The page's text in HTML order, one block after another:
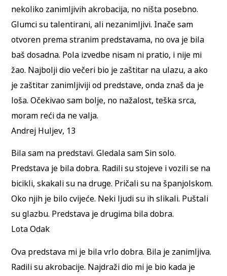
nekoliko zanimljivih akrobacija, no ništa posebno.
Glumci su talentirani, ali nezanimljivi. Inače sam
otvoren prema stranim predstavama, no ova je bila
baš dosadna. Pola izvedbe nisam ni pratio, i nije mi
žao. Najbolji dio večeri bio je zaštitar na ulazu, a ako
je zaštitar zanimljiviji od predstave, onda znaš da je
loša. Očekivao sam bolje, no nažalost, teška srca,
moram reći da ne valja.
Andrej Huljev, 13
Bila sam na predstavi. Gledala sam Sin solo.
Predstava je bila dobra. Radili su stojeve i vozili se na
bicikli, skakali su na druge. Pričali su na španjolskom.
Oko njih je bilo cvijeće. Neki ljudi su ih slikali. Puštali
su glazbu. Predstava je drugima bila dobra.
Lota Odak
Ova predstava mi je bila vrlo dobra. Bila je zanimljiva.
Radili su akrobacije. Najdraži dio mi je bio kada je